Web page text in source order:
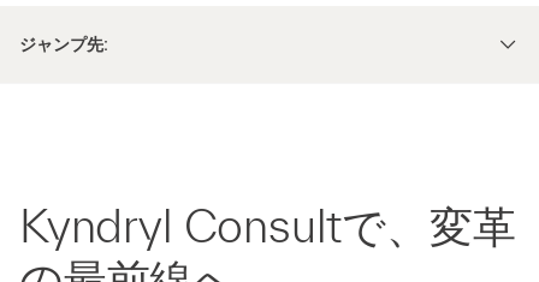
ジャンプ先:
Kyndryl Consultで、変革